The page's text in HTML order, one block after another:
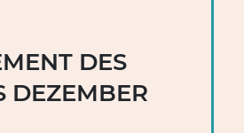
DES
DEZEMBER